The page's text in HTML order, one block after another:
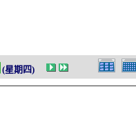
(星期四)